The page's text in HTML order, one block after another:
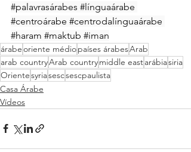
#palavrasárabes #línguaárabe
#centroárabe #centrodalínguaárabe
#haram #maktub #iman
árabeoriente médiopaíses árabesArab
arab countryArab countrymiddle eastarábiasiria
Orientesyriasescsescpaulista
Casa Árabe
Vídeos